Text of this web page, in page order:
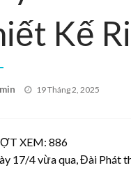
Kế
Posted
19 Tháng 2, 2025
XEM: 886
17/4 vừa qua, Đài Phát